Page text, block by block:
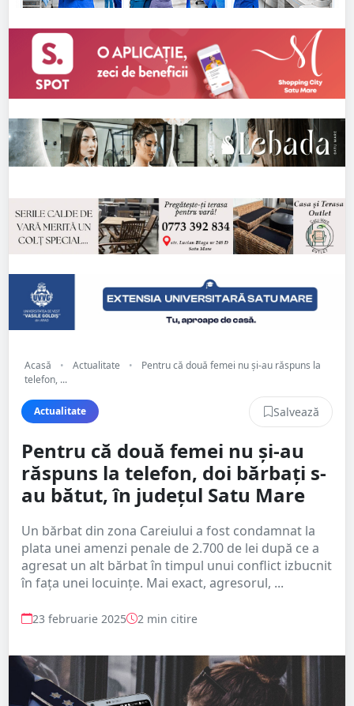
Acasă • Actualitate •
Pentru că două femei nu și-au răspuns la
telefon, ...
Actualitate Salvează
Pentru că două femei nu și-au
răspuns la telefon, doi bărbați s-
au bătut, în județul Satu Mare
Un bărbat din zona Careiului a fost condamnat la
plata unei amenzi penale de 2.700 de lei după ce a
agresat un alt bărbat în timpul unui conflict izbucnit
în fața unei locuințe. Mai exact, agresorul, ...
23 februarie 2025 2 min citire